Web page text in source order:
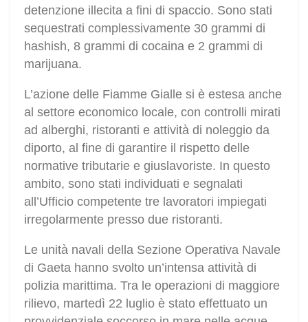
detenzione illecita a fini di spaccio. Sono stati
sequestrati complessivamente 30 grammi di
hashish, 8 grammi di cocaina e 2 grammi di
marijuana.
L’azione delle Fiamme Gialle si è estesa anche
al settore economico locale, con controlli mirati
ad alberghi, ristoranti e attività di noleggio da
diporto, al fine di garantire il rispetto delle
normative tributarie e giuslavoriste. In questo
ambito, sono stati individuati e segnalati
all’Ufficio competente tre lavoratori impiegati
irregolarmente presso due ristoranti.
Le unità navali della Sezione Operativa Navale
di Gaeta hanno svolto un’intensa attività di
polizia marittima. Tra le operazioni di maggiore
rilievo, martedì 22 luglio è stato effettuato un